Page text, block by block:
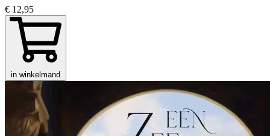
€ 12,95
in winkelmand